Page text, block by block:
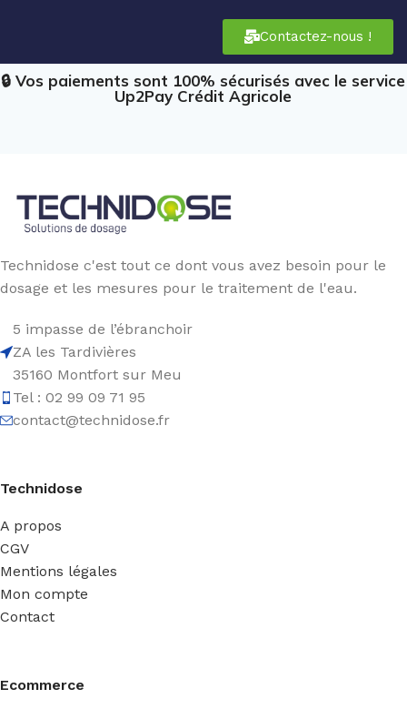
Contactez-nous !
🔒 Vos paiements sont 100% sécurisés avec le service
Up2Pay Crédit Agricole
Technidose c'est tout ce dont vous avez besoin pour le
dosage et les mesures pour le traitement de l'eau.
5 impasse de l’ébranchoir
ZA les Tardivières
35160 Montfort sur Meu
Tel : 02 99 09 71 95
contact@technidose.fr
Technidose
A propos
CGV
Mentions légales
Mon compte
Contact
Ecommerce